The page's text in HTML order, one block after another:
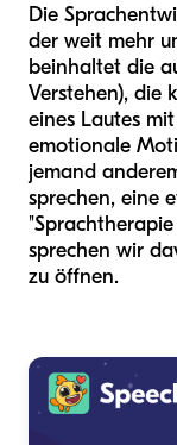
Die
der weit mehr
beinhaltet die
Verstehen), die
eines Lautes
emotionale
jemand
sprechen, eine
sprechen wir
zu öffnen.